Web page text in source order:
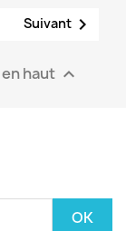
Suivant 
haut 